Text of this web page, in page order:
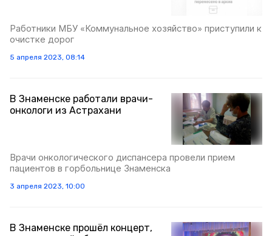
Работники МБУ «Коммунальное хозяйство» приступили к
очистке дорог
5 апреля 2023, 08:14
В Знаменске работали врачи-
онкологи из Астрахани
Врачи онкологического диспансера провели прием
пациентов в горбольнице Знаменска
3 апреля 2023, 10:00
В Знаменске прошёл концерт,